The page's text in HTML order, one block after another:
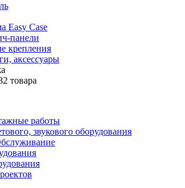
Easy Case
панели
крепления
аксессуары
товара
работы
звукового оборудования